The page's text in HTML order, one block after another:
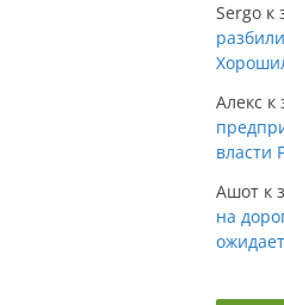
Sergo к
Алекс к
власти
Ашот к
на